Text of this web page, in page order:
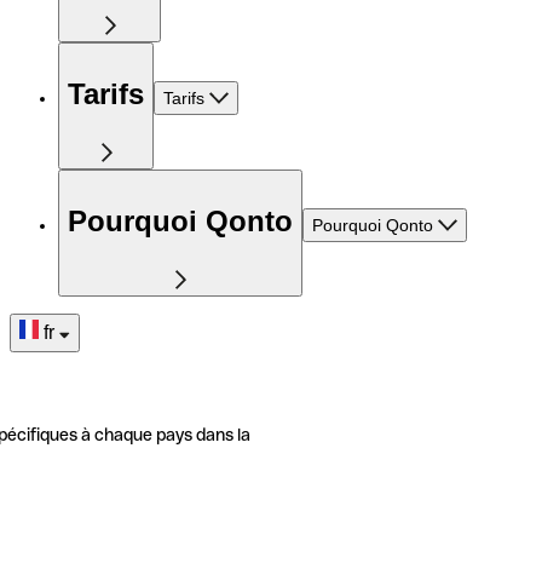
Tarifs Tarifs
Pourquoi Qonto Pourquoi Qonto
fr
à chaque pays dans la